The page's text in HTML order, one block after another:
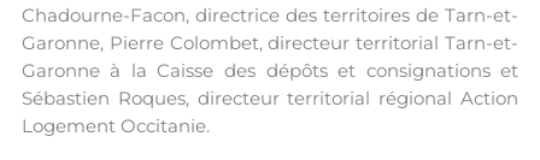
Chadourne-Facon, directrice des territoires de Tarn-et-
Garonne, Pierre Colombet, directeur territorial Tarn-et-
Garonne à la Caisse des dépôts et consignations et
Sébastien Roques, directeur territorial régional Action
Logement Occitanie.